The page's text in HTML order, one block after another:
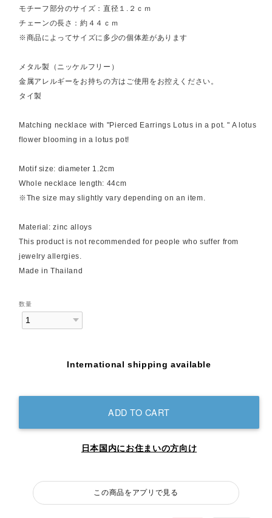
モチーフ部分のサイズ：直径１.２ｃｍ
チェーンの長さ：約４４ｃｍ
※商品によってサイズに多少の個体差があります
メタル製（ニッケルフリー）
金属アレルギーをお持ちの方はご使用をお控えください。
タイ製
Matching necklace with "Pierced Earrings Lotus in a pot. " A lotus
flower blooming in a lotus pot!
Motif size: diameter 1.2cm
Whole necklace length: 44cm
※The size may slightly vary depending on an item.
Material: zinc alloys
This product is not recommended for people who suffer from
jewelry allergies.
Made in Thailand
数量
International shipping available
ADD TO CART
日本国内にお住まいの方向け
この商品をアプリで見る